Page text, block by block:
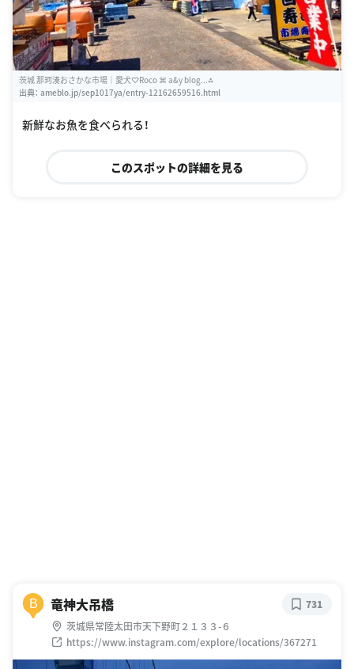
茨城 那珂湊おさかな市場｜愛犬♡Roco ⌘ a&y blog...⁂
出典： ameblo.jp/sep1017ya/entry-12162659516.html
新鮮なお魚を食べられる！
このスポットの詳細を見る
B 竜神大吊橋
茨城県常陸太田市天下野町２１３３-６
https://www.instagram.com/explore/locations/367271
731